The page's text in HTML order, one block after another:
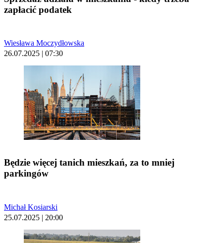
zapłacić podatek
Wiesława Moczydłowska
26.07.2025 | 07:30
Będzie więcej tanich mieszkań, za to mniej
parkingów
Michał Kosiarski
25.07.2025 | 20:00